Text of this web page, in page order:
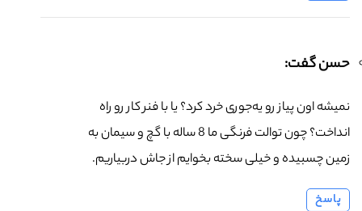
حسن گفت:
نمیشه اون پیاز رو یه‌جوری خرد کرد؟ یا با فنر کار رو راه
انداخت؟ چون توالت فرنگی ما 8 ساله با گچ و سیمان به
زمین چسبیده و خیلی سخته بخوایم از جاش دربیاریم.
پاسخ